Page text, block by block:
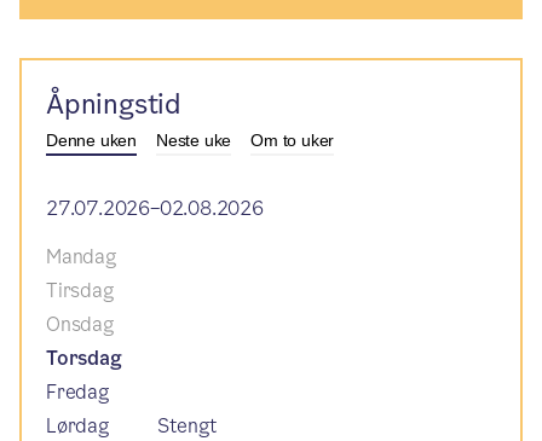
Åpningstid
Denne uken Neste uke Om to uker
27.07.2026–02.08.2026
Mandag
Tirsdag
Onsdag
Torsdag
Fredag
Lørdag
Stengt